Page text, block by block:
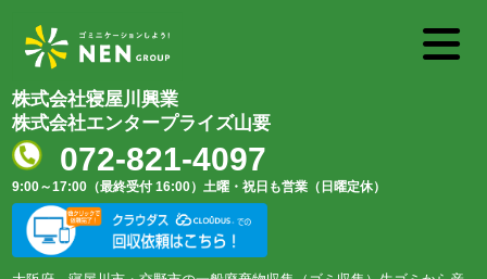
株式会社寝屋川興業
株式会社エンタープライズ山要
072-821-4097
9:00～17:00（最終受付 16:00） 土曜・祝日も営業（日曜定休）